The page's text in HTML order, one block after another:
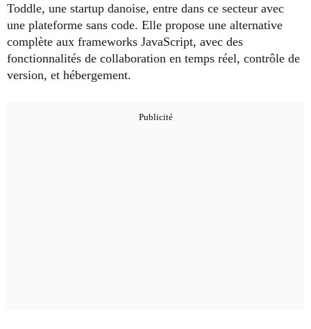
Toddle, une startup danoise, entre dans ce secteur avec
une plateforme sans code. Elle propose une alternative
complète aux frameworks JavaScript, avec des
fonctionnalités de collaboration en temps réel, contrôle de
version, et hébergement.